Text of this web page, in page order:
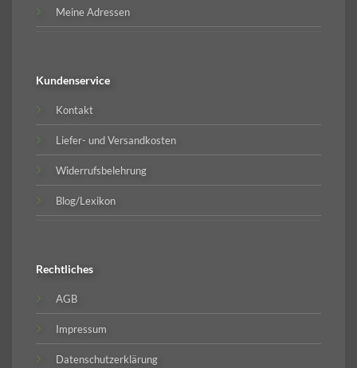
Meine Adressen
Kundenservice
Kontakt
Liefer- und Versandkosten
Widerrufsbelehrung
Blog/Lexikon
Rechtliches
AGB
Impressum
Datenschutzerklärung